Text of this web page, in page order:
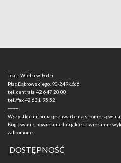
Teatr Wielki w Łodzi
Plac Dąbrowskiego, 90-249 Łódź
tel. centrala 42 647 20 00
tel./fax42 631 95 52
-------
Wszystkie informacje zawarte na stronie są
Kopiowanie, powielanie lub jakiekolwiek inne
zabronione.
DOSTĘPNOŚĆ